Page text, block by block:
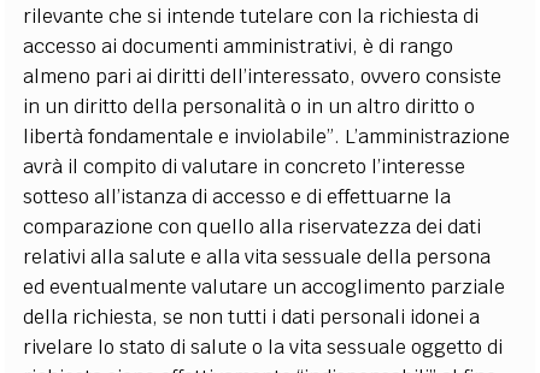
rilevante che si intende tutelare con la richiesta di
accesso ai documenti amministrativi, è di rango
almeno pari ai diritti dell’interessato, ovvero consiste
in un diritto della personalità o in un altro diritto o
libertà fondamentale e inviolabile”. L’amministrazione
avrà il compito di valutare in concreto l’interesse
sotteso all’istanza di accesso e di effettuarne la
comparazione con quello alla riservatezza dei dati
relativi alla salute e alla vita sessuale della persona
ed eventualmente valutare un accoglimento parziale
della richiesta, se non tutti i dati personali idonei a
rivelare lo stato di salute o la vita sessuale oggetto di